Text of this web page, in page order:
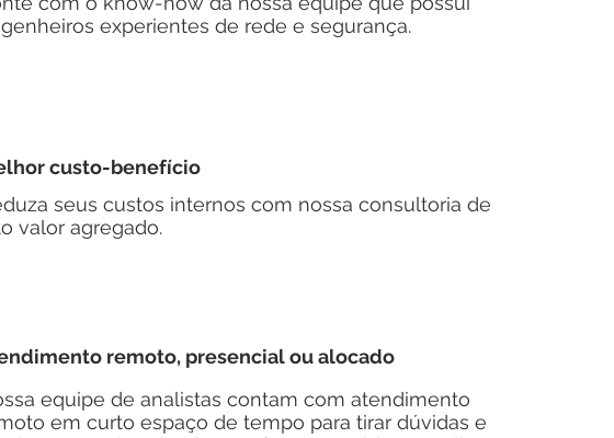
experientes de rede e segurança.
custo-benefício
seus custos internos com nossa consultoria de
valor agregado.
remoto, presencial ou alocado
equipe de analistas contam com atendimento
em curto espaço de tempo para tirar dúvidas e